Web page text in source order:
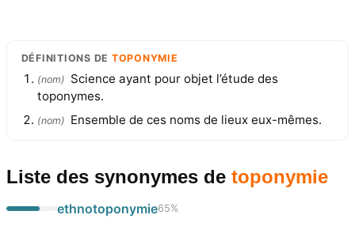
DÉFINITIONS DE TOPONYMIE
(nom) Science ayant pour objet l’étude des
toponymes.
(nom) Ensemble de ces noms de lieux eux-mêmes.
Liste des synonymes de toponymie
ethnotoponymie65%